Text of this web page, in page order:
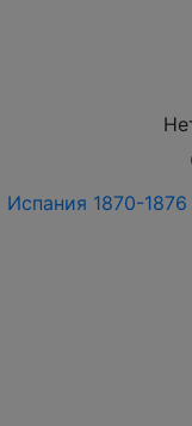
Испания 1870-